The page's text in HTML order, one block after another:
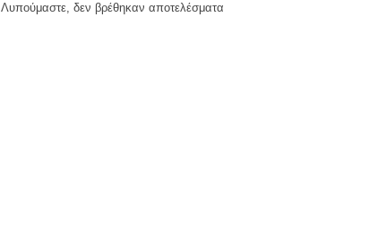
Λυπούμαστε, δεν βρέθηκαν αποτελέσματα